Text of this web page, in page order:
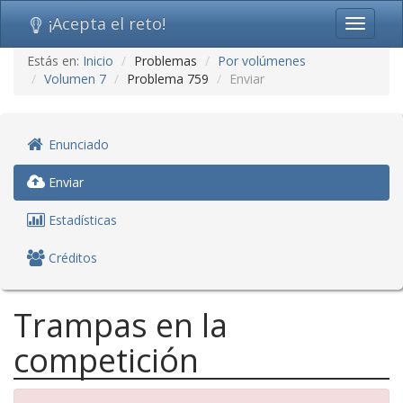
Ir
contenido
Toggle
¡Acepta el reto!
Estás en: Inicio Problemas
Por volúmenes
Volumen 7
Problema 759 Enviar
Enunciado
Enviar
Estadísticas
Créditos
Trampas en la
competición